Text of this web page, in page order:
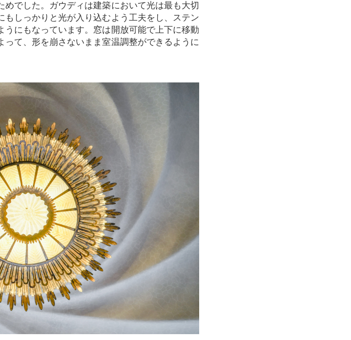
でした。ガウディは建築において光は最も大切
しっかりと光が入り込むよう工夫をし、ステン
うにもなっています。窓は開放可能で上下に移動
て、形を崩さないまま室温調整ができるように